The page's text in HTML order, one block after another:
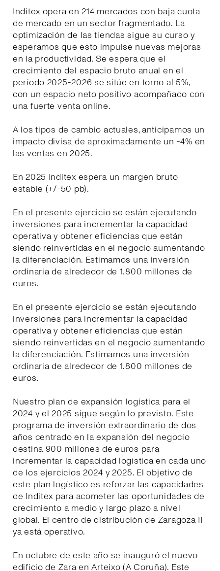
Inditex opera en 214 mercados con baja cuota
de mercado en un sector fragmentado. La
optimización de las tiendas sigue su curso y
esperamos que esto impulse nuevas mejoras
en la productividad. Se espera que el
crecimiento del espacio bruto anual en el
período 2025-2026 se sitúe en torno al 5%,
con un espacio neto positivo acompañado con
una fuerte venta online.
A los tipos de cambio actuales, anticipamos un
impacto divisa de aproximadamente un -4% en
las ventas en 2025.
En 2025 Inditex espera un margen bruto
estable (+/-50 pb).
En el presente ejercicio se están ejecutando
inversiones para incrementar la capacidad
operativa y obtener eficiencias que están
siendo reinvertidas en el negocio aumentando
la diferenciación. Estimamos una inversión
ordinaria de alrededor de 1.800 millones de
euros.
En el presente ejercicio se están ejecutando
inversiones para incrementar la capacidad
operativa y obtener eficiencias que están
siendo reinvertidas en el negocio aumentando
la diferenciación. Estimamos una inversión
ordinaria de alrededor de 1.800 millones de
euros.
Nuestro plan de expansión logística para el
2024 y el 2025 sigue según lo previsto. Este
programa de inversión extraordinario de dos
años centrado en la expansión del negocio
destina 900 millones de euros para
incrementar la capacidad logística en cada uno
de los ejercicios 2024 y 2025. El objetivo de
este plan logístico es reforzar las capacidades
de Inditex para acometer las oportunidades de
crecimiento a medio y largo plazo a nivel
global. El centro de distribución de Zaragoza II
ya está operativo.
En octubre de este año se inauguró el nuevo
edificio de Zara en Arteixo (A Coruña). Este